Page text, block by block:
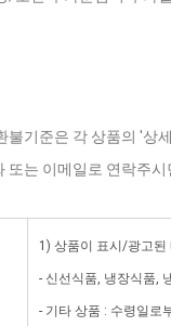
불기준은 각 상품의 '상
또는 이메일로 연락주
1) 상품이 표시/광고된
- 신선식품, 냉장식품,
- 기타 상품 : 수령일로